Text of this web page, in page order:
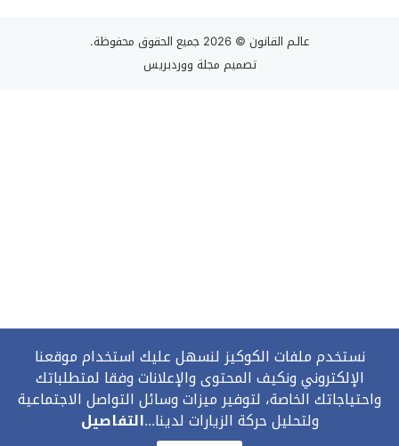
عالـم القانون © 2026 جميع الحقوق محفوظة.
تصميم مجلة ووردبريس
نستخدم ملفات الكوكيز لنسهل عليك استخدام موقعنا
الإلكتروني ونكيف المحتوى والإعلانات وفقا لمتطلباتك
واحتياجاتك الخاصة، لتوفير ميزات وسائل التواصل الاجتماعية
ولتحليل حركة الزيارات لدينا...التفاصيل